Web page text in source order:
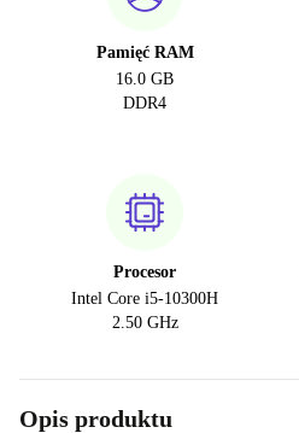
Pamięć RAM
16.0 GB
DDR4
Procesor
Intel Core i5-10300H
2.50 GHz
Opis produktu